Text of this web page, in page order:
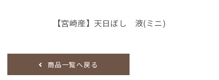
【宮崎産】天日ぼし 液(ミニ)
商品一覧へ戻る